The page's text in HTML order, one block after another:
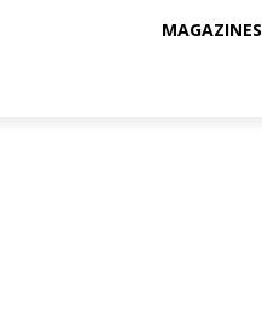
MAGAZINES